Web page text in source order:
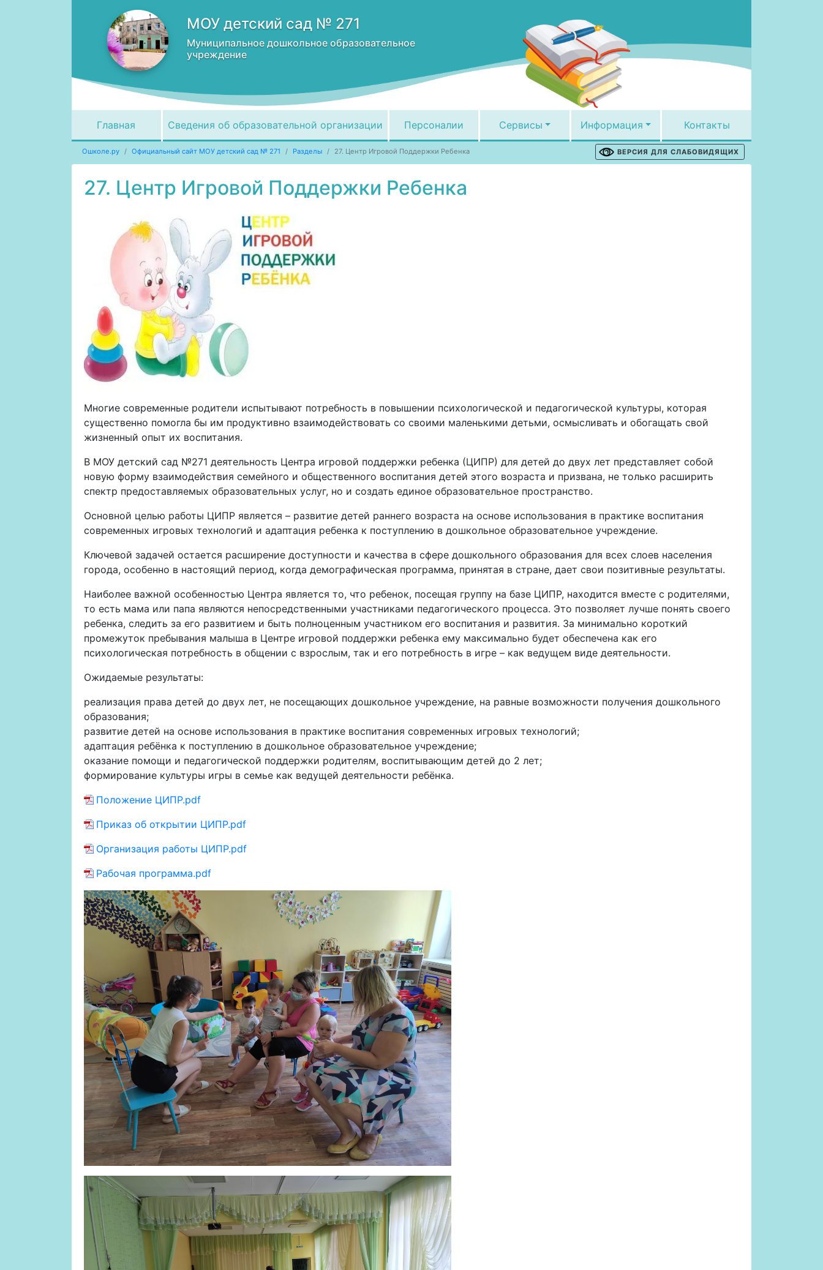
МОУ детский сад № 271
Муниципальное дошкольное образовательное
учреждение
Главная Сведения об образовательной организации Персоналии Сервисы Информация Контакты
Ошколе.ру Официальный сайт МОУ детский сад № 271 Разделы 27. Центр Игровой Поддержки Ребенка ВЕРСИЯ ДЛЯ СЛАБОВИДЯЩИХ
27. Центр Игровой Поддержки Ребенка
Многие современные родители испытывают потребность в повышении психологической и педагогической культуры, которая
существенно помогла бы им продуктивно взаимодействовать со своими маленькими детьми, осмысливать и обогащать свой
жизненный опыт их воспитания.
В МОУ детский сад №271 деятельность Центра игровой поддержки ребенка (ЦИПР) для детей до двух лет представляет собой
новую форму взаимодействия семейного и общественного воспитания детей этого возраста и призвана, не только расширить
спектр предоставляемых образовательных услуг, но и создать единое образовательное пространство.
Основной целью работы ЦИПР является – развитие детей раннего возраста на основе использования в практике воспитания
современных игровых технологий и адаптация ребенка к поступлению в дошкольное образовательное учреждение.
Ключевой задачей остается расширение доступности и качества в сфере дошкольного образования для всех слоев населения
города, особенно в настоящий период, когда демографическая программа, принятая в стране, дает свои позитивные результаты.
Наиболее важной особенностью Центра является то, что ребенок, посещая группу на базе ЦИПР, находится вместе с родителями,
то есть мама или папа являются непосредственными участниками педагогического процесса. Это позволяет лучше понять своего
ребенка, следить за его развитием и быть полноценным участником его воспитания и развития. За минимально короткий
промежуток пребывания малыша в Центре игровой поддержки ребенка ему максимально будет обеспечена как его
психологическая потребность в общении с взрослым, так и его потребность в игре – как ведущем виде деятельности.
Ожидаемые результаты:
реализация права детей до двух лет, не посещающих дошкольное учреждение, на равные возможности получения дошкольного
образования;
развитие детей на основе использования в практике воспитания современных игровых технологий;
адаптация ребёнка к поступлению в дошкольное образовательное учреждение;
оказание помощи и педагогической поддержки родителям, воспитывающим детей до 2 лет;
формирование культуры игры в семье как ведущей деятельности ребёнка.
Положение ЦИПР.pdf
Приказ об открытии ЦИПР.pdf
Организация работы ЦИПР.pdf
Рабочая программа.pdf